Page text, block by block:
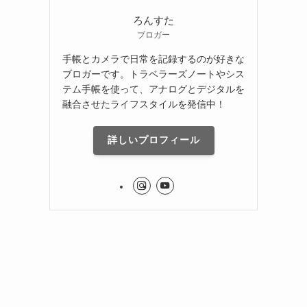
ろんすた
ブロガー
手帳とカメラで日常を記録するのが好きな
ブロガーです。トラベラーズノートやシス
テム手帳を使って、アナログとデジタルを
融合させたライフスタイルを発信中！
詳しいプロフィール